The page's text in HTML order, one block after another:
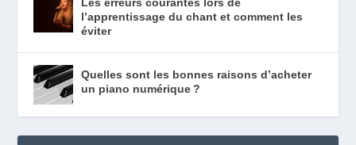
l’apprentissage du chant et comment les
éviter
Quelles sont les bonnes raisons d’acheter
un piano numérique ?